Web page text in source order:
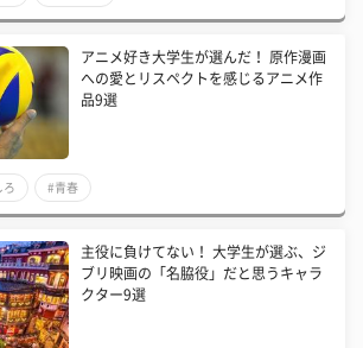
アニメ好き大学生が選んだ！ 原作漫画
への愛とリスペクトを感じるアニメ作
品9選
ろ #青春
主役に負けてない！ 大学生が選ぶ、ジ
ブリ映画の「名脇役」だと思うキャラ
クター9選